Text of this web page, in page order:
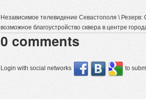
Независимое телевидение Севастополя \
возможное благоустройство сквера в центре
0 comments
Login with social networks to